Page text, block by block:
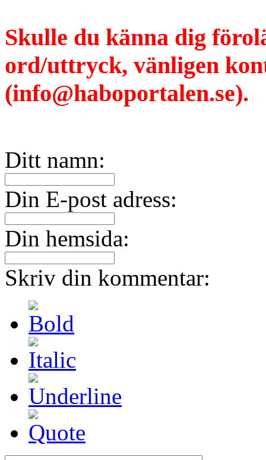
Skulle du känna dig
ord/uttryck, vänligen
(info@haboportalen.se).
Ditt namn:
Din E-post adress:
Din hemsida:
Skriv din kommentar: